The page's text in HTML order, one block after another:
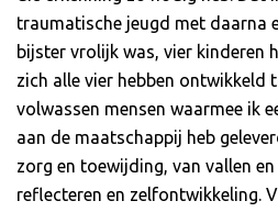
traumatische jeugd met daarna
bijster vrolijk was, vier kinderen
zich alle vier hebben ontwikkeld
volwassen mensen waarmee ik
aan de maatschappij heb
zorg en toewijding, van vallen
reflecteren en zelfontwikkeling.